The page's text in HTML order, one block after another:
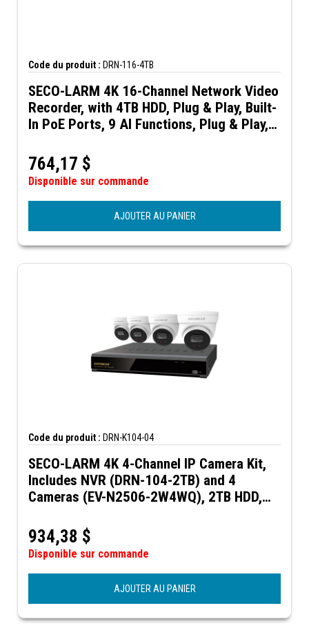
Code du produit : DRN-116-4TB
SECO-LARM 4K 16-Channel Network Video
Recorder, with 4TB HDD, Plug & Play, Built-
In PoE Ports, 9 AI Functions, Plug & Play,
Resolution
764,17 $
Disponible sur commande
AJOUTER AU PANIER
Code du produit : DRN-K104-04
SECO-LARM 4K 4-Channel IP Camera Kit,
Includes NVR (DRN-104-2TB) and 4
Cameras (EV-N2506-2W4WQ), 2TB HDD,
934,38 $
Disponible sur commande
AJOUTER AU PANIER